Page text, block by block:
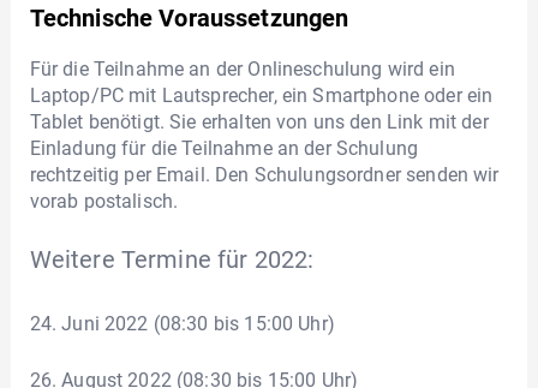
Technische Voraussetzungen
Für die Teilnahme an der Onlineschulung wird ein
Laptop/PC mit Lautsprecher, ein Smartphone oder ein
Tablet benötigt. Sie erhalten von uns den Link mit der
Einladung für die Teilnahme an der Schulung
rechtzeitig per Email. Den Schulungsordner senden wir
vorab postalisch.
Weitere Termine für 2022:
24. Juni 2022 (08:30 bis 15:00 Uhr)
26. August 2022 (08:30 bis 15:00 Uhr)